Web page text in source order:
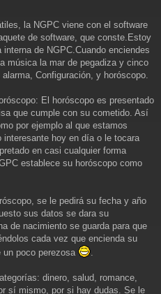
la NGPC viene con el software
de software, que conste.Estoy
de NGPC.Cuando enciendes
música la mar de pegadiza y cinco
Configuración, y horóscopo.
El horóscopo es presentado
que cumple con su cometido. Así
por ejemplo al que estamos
hoy en día o le tocara
en casi cualquier forma
establece su horóscopo como
se le pedirá su fecha y año
sus datos se dara su
de nacimiento se guarda para que
cada vez que encienda su
un poco perezosa
dinero, salud, romance,
sí mismo, por si hay dudas. Se le